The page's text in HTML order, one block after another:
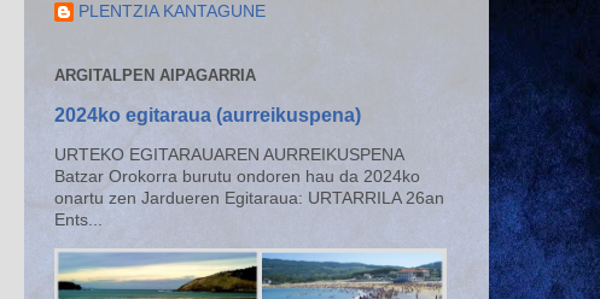
PLENTZIA KANTAGUNE
ARGITALPEN AIPAGARRIA
2024ko egitaraua (aurreikuspena)
URTEKO EGITARAUAREN AURREIKUSPENA
Batzar Orokorra burutu ondoren hau da 2024ko
onartu zen Jardueren Egitaraua: URTARRILA 26an
Ents...